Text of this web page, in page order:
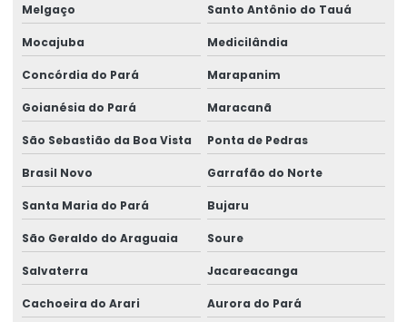
Melgaço Santo Antônio do Tauá
Mocajuba Medicilândia
Concórdia do Pará Marapanim
Goianésia do Pará Maracanã
São Sebastião da Boa Vista Ponta de Pedras
Brasil Novo Garrafão do Norte
Santa Maria do Pará Bujaru
São Geraldo do Araguaia Soure
Salvaterra Jacareacanga
Cachoeira do Arari Aurora do Pará